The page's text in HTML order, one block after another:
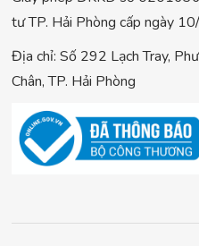
tư TP. Hải Phòng cấp ngày
Địa chỉ: Số 292 Lạch Tray,
Chân, TP. Hải Phòng